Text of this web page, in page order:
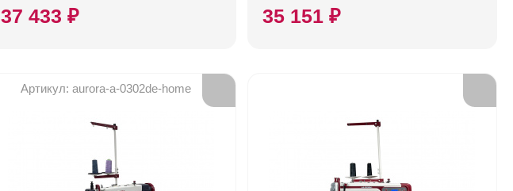
37 433 ₽ 35 151 ₽
Артикул: aurora-a-0302de-home